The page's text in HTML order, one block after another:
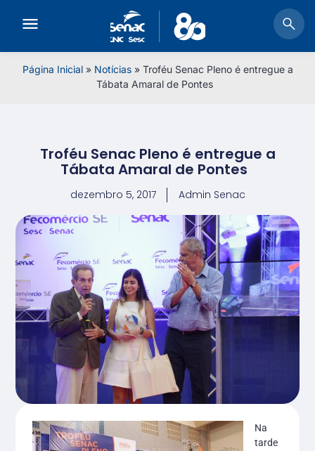
Página Inicial» Notícias» Troféu Senac Pleno é entregue a
Tábata Amaral de Pontes
Troféu Senac Pleno é entregue a
Tábata Amaral de Pontes
dezembro 5, 2017 Admin Senac
Na
tarde